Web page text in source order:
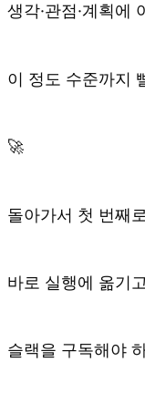
생각·관점·계획에
이 정도 수준까지
🚀
돌아가서 첫 번째
바로 실행에 옮기
슬랙을 구독해야